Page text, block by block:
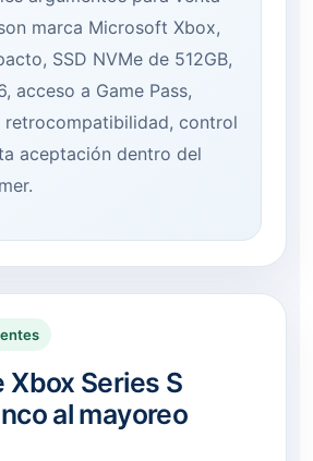
marca Microsoft Xbox,
SSD NVMe de 512GB,
acceso a Game Pass,
retrocompatibilidad, control
aceptación dentro del
Xbox Series S
al mayoreo